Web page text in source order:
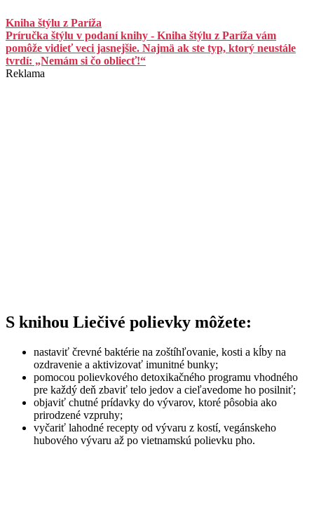
Kniha štýlu z Paríža
Príručka štýlu v podaní knihy - Kniha štýlu z Paríža vám
pomôže vidieť veci jasnejšie. Najmä ak ste typ, ktorý neustále
tvrdí: „Nemám si čo obliecť!“
Reklama
S knihou Liečivé polievky môžete:
nastaviť črevné baktérie na zoštíhľovanie, kosti a kĺby na
ozdravenie a aktivizovať imunitné bunky;
pomocou polievkového detoxikačného programu vhodného
pre každý deň zbaviť telo jedov a cieľavedome ho posilniť;
objaviť chutné prídavky do vývarov, ktoré pôsobia ako
prirodzené vzpruhy;
vyčariť lahodné recepty od vývaru z kostí, vegánskeho
hubového vývaru až po vietnamskú polievku pho.